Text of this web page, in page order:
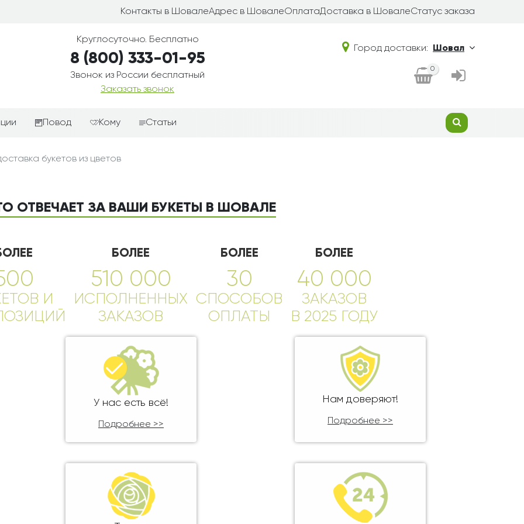
Контакты в ШовалеАдрес в ШовалеОплатаДоставка в ШовалеСтатус заказа
Круглосуточно. Бесплатно
8 (800) 333-01-95
Звонок из России бесплатный
Заказать звонок
Город доставки: Шовал
0
Повод
цветам
День рождения
Свидание
Спасибо!
Юбилей
Кому
Мужчине
Подруге
Сестре
Брату
Врачу
Коллеге
Бабушке
Дедушке
Статьи
букетов из цветов
ОТВЕЧАЕТ ЗА ВАШИ БУКЕТЫ В ШОВАЛЕ
И
БОЛЕЕ
510 000
ИСПОЛНЕННЫХ
ЗАКАЗОВ
БОЛЕЕ
30
СПОСОБОВ
ОПЛАТЫ
БОЛЕЕ
40 000
ЗАКАЗОВ
В 2025 ГОДУ
У нас есть всё!
Подробнее >>
Нам доверяют!
Подробнее >>